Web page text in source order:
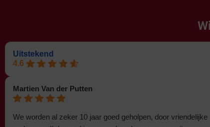
Uitstekend
4.6
Martien Van der Putten
We worden al zeker 10 jaar goed geholpen, door vriendelijke